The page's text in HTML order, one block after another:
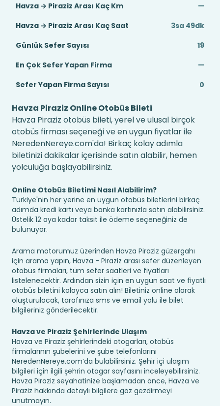
Havza → Piraziz Arası Kaç Km
—
Havza → Piraziz Arası Kaç Saat
3sa 49dk
Günlük Sefer Sayısı
19
En Çok Sefer Yapan Firma
—
Sefer Yapan Firma Sayısı
0
Havza Piraziz Online Otobüs Bileti
Havza Piraziz otobüs bileti, yerel ve ulusal birçok
otobüs firması seçeneği ve en uygun fiyatlar ile
NeredenNereye.com'da! Birkaç kolay adımla
biletinizi dakikalar içerisinde satın alabilir, hemen
yolculuğa başlayabilirsiniz.
Online Otobüs Biletimi Nasıl Alabilirim?
Türkiye'nin her yerine en uygun otobüs biletlerini birkaç
adımda kredi kartı veya banka kartınızla satın alabilirsiniz.
Üstelik 12 aya kadar taksit ile ödeme seçeneğiniz de
bulunuyor.
Arama motorumuz üzerinden Havza Piraziz güzergahı
için arama yapın, Havza - Piraziz arası sefer düzenleyen
otobüs firmaları, tüm sefer saatleri ve fiyatları
listelenecektir. Ardından sizin için en uygun saat ve fiyatlı
otobüs biletini kolayca satın alın! Biletiniz online olarak
oluşturulacak, tarafınıza sms ve email yolu ile bilet
bilgileriniz gönderilecektir.
Havza ve Piraziz Şehirlerinde Ulaşım
Havza ve Piraziz şehirlerindeki otogarları, otobüs
firmalarının şubelerini ve şube telefonlarını
NeredenNereye.com’da bulabilirsiniz. Şehir içi ulaşım
bilgileri için ilgili şehrin otogar sayfasını inceleyebilirsiniz.
Havza Piraziz seyahatinize başlamadan önce, Havza ve
Piraziz hakkında detaylı bilgilere göz gezdirmeyi
unutmayın.